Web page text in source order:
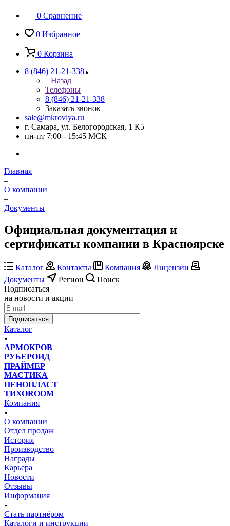
0 Сравнение
0 Избранное
0 Корзина
8 (846) 21-21-338
Назад
Телефоны
8 (846) 21-21-338
Заказать звонок
sale@mkrovlya.ru
г. Самара, ул. Белогородская, 1 К5
пн-пт 7:00 - 15:45 МСК
Главная
–
О компании
–
Документы
Официальная документация и
сертификаты компании в Красноярске
Каталог Контакты Компания
Лицензии
Документы
Регион
Поиск
Подписаться
на новости и акции
Подписаться
Каталог
АРМОКРОВ
РУБЕРОИД
ПРАЙМЕР
МАСТИКА
ПЕНОПЛАСТ
ТИХОROOM
Компания
О компании
Отдел продаж
История
Производство
Награды
Карьера
Новости
Отзывы
Информация
Стать партнёром
Каталоги и инструкции